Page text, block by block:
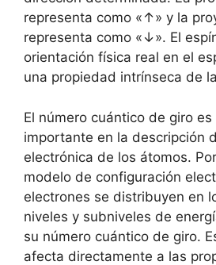
representa como «↑» y la
representa como «↓». El
orientación física real en el
una propiedad intrínseca de
El número cuántico de giro
importante en la descripción
electrónica de los átomos.
modelo de configuración
electrones se distribuyen en
niveles y subniveles de
su número cuántico de giro.
afecta directamente a las